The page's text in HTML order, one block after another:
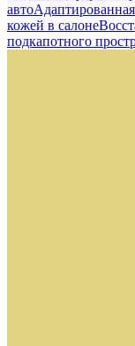
авто
кожей в салоне
подкапотного